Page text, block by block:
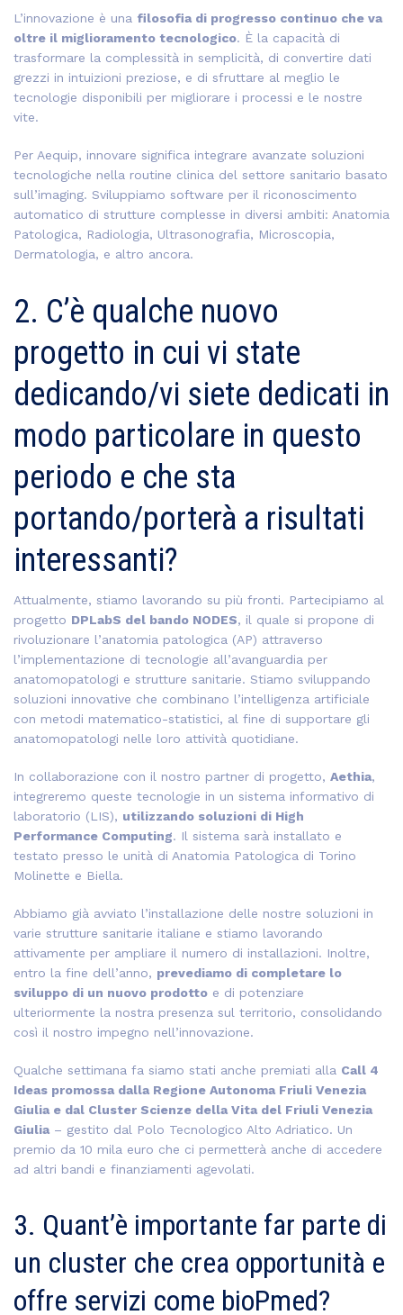
L’innovazione è una filosofia di progresso continuo che va
oltre il miglioramento tecnologico. È la capacità di
trasformare la complessità in semplicità, di convertire dati
grezzi in intuizioni preziose, e di sfruttare al meglio le
tecnologie disponibili per migliorare i processi e le nostre
vite.
Per Aequip, innovare significa integrare avanzate soluzioni
tecnologiche nella routine clinica del settore sanitario basato
sull’imaging. Sviluppiamo software per il riconoscimento
automatico di strutture complesse in diversi ambiti: Anatomia
Patologica, Radiologia, Ultrasonografia, Microscopia,
Dermatologia, e altro ancora.
2. C’è qualche nuovo
progetto in cui vi state
dedicando/vi siete dedicati in
modo particolare in questo
periodo e che sta
portando/porterà a risultati
interessanti?
Attualmente, stiamo lavorando su più fronti. Partecipiamo al
progetto DPLabS del bando NODES, il quale si propone di
rivoluzionare l’anatomia patologica (AP) attraverso
l’implementazione di tecnologie all’avanguardia per
anatomopatologi e strutture sanitarie. Stiamo sviluppando
soluzioni innovative che combinano l’intelligenza artificiale
con metodi matematico-statistici, al fine di supportare gli
anatomopatologi nelle loro attività quotidiane.
In collaborazione con il nostro partner di progetto, Aethia,
integreremo queste tecnologie in un sistema informativo di
laboratorio (LIS), utilizzando soluzioni di High
Performance Computing. Il sistema sarà installato e
testato presso le unità di Anatomia Patologica di Torino
Molinette e Biella.
Abbiamo già avviato l’installazione delle nostre soluzioni in
varie strutture sanitarie italiane e stiamo lavorando
attivamente per ampliare il numero di installazioni. Inoltre,
entro la fine dell’anno, prevediamo di completare lo
sviluppo di un nuovo prodotto e di potenziare
ulteriormente la nostra presenza sul territorio, consolidando
così il nostro impegno nell’innovazione.
Qualche settimana fa siamo stati anche premiati alla Call 4
Ideas promossa dalla Regione Autonoma Friuli Venezia
Giulia e dal Cluster Scienze della Vita del Friuli Venezia
Giulia – gestito dal Polo Tecnologico Alto Adriatico. Un
premio da 10 mila euro che ci permetterà anche di accedere
ad altri bandi e finanziamenti agevolati.
3. Quant’è importante far parte di
un cluster che crea opportunità e
offre servizi come bioPmed?